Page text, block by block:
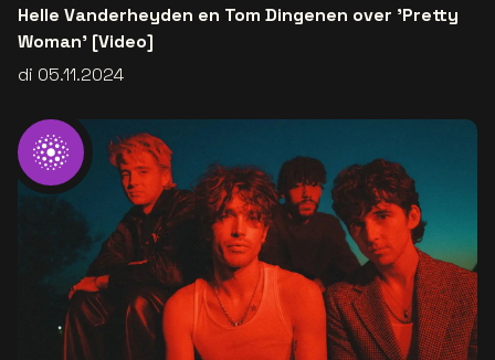
Helle Vanderheyden en Tom Dingenen over 'Pretty
Woman' [Video]
di 05.11.2024